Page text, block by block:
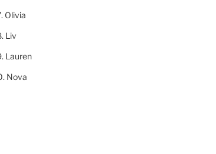
Olivia
Liv
Lauren
Nova